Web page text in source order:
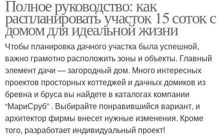
Полное руководство: как
распланировать участок 15 соток с
домом для идеальной жизни
Чтобы планировка дачного участка была успешной,
важно грамотно расположить зоны и объекты. Главный
элемент дачи — загородный дом. Много интересных
проектов просторных коттеджей и дачных домиков из
бревна и бруса вы найдете в каталогах компании
“МариСруб” . Выбирайте понравившийся вариант, и
архитектор фирмы внесет нужные изменения. Кроме
того, разработает индивидуальный проект!